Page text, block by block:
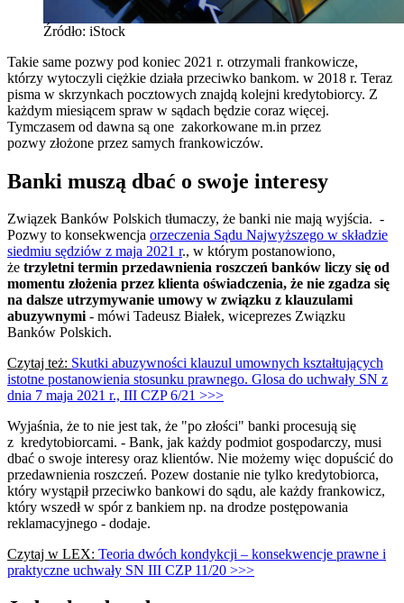
Źródło: iStock
Takie same pozwy pod koniec 2021 r. otrzymali frankowicze,
którzy wytoczyli ciężkie działa przeciwko bankom. w 2018 r. Teraz
pisma w skrzynkach pocztowych znajdą kolejni kredytobiorcy. Z
każdym miesiącem spraw w sądach będzie coraz więcej.
Tymczasem od dawna są one zakorkowane m.in przez
pozwy złożone przez samych frankowiczów.
Banki muszą dbać o swoje interesy
Związek Banków Polskich tłumaczy, że banki nie mają wyjścia. -
Pozwy to konsekwencja orzeczenia Sądu Najwyższego w składzie
siedmiu sędziów z maja 2021 r., w którym postanowiono,
że trzyletni termin przedawnienia roszczeń banków liczy się od
momentu złożenia przez klienta oświadczenia, że nie zgadza się
na dalsze utrzymywanie umowy w związku z klauzulami
abuzywnymi- mówi Tadeusz Białek, wiceprezes Związku
Banków Polskich.
Czytaj też: Skutki abuzywności klauzul umownych kształtujących
istotne postanowienia stosunku prawnego. Glosa do uchwały SN z
dnia 7 maja 2021 r., III CZP 6/21 >>>
Wyjaśnia, że to nie jest tak, że "po złości" banki procesują się
z kredytobiorcami. - Bank, jak każdy podmiot gospodarczy, musi
dbać o swoje interesy oraz klientów. Nie możemy więc dopuścić do
przedawnienia roszczeń. Pozew dostanie nie tylko kredytobiorca,
który wystąpił przeciwko bankowi do sądu, ale każdy frankowicz,
który wszedł w spór z bankiem np. na drodze postępowania
reklamacyjnego - dodaje.
Czytaj w LEX: Teoria dwóch kondykcji – konsekwencje prawne i
praktyczne uchwały SN III CZP 11/20 >>>